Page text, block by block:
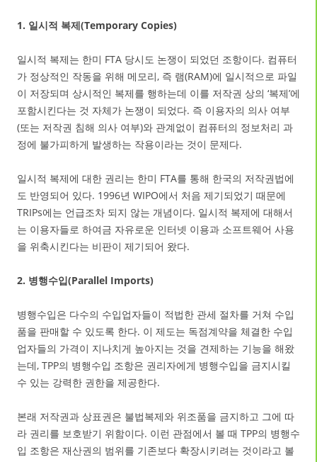
1. 일시적 복제(Temporary Copies)
일시적 복제는 한미 FTA 당시도 논쟁이 되었던 조항이다. 컴퓨터
가 정상적인 작동을 위해 메모리, 즉 램(RAM)에 일시적으로 파일
이 저장되며 상시적인 복제를 행하는데 이를 저작권 상의 ‘복제’에
포함시킨다는 것 자체가 논쟁이 되었다. 즉 이용자의 의사 여부
(또는 저작권 침해 의사 여부)와 관계없이 컴퓨터의 정보처리 과
정에 불가피하게 발생하는 작용이라는 것이 문제다.
일시적 복제에 대한 권리는 한미 FTA를 통해 한국의 저작권법에
도 반영되어 있다. 1996년 WIPO에서 처음 제기되었기 때문에
TRIPs에는 언급조차 되지 않는 개념이다. 일시적 복제에 대해서
는 이용자들로 하여금 자유로운 인터넷 이용과 소프트웨어 사용
을 위축시킨다는 비판이 제기되어 왔다.
2. 병행수입(Parallel Imports)
병행수입은 다수의 수입업자들이 적법한 관세 절차를 거쳐 수입
품을 판매할 수 있도록 한다. 이 제도는 독점계약을 체결한 수입
업자들의 가격이 지나치게 높아지는 것을 견제하는 기능을 해왔
는데, TPP의 병행수입 조항은 권리자에게 병행수입을 금지시킬
수 있는 강력한 권한을 제공한다.
본래 저작권과 상표권은 불법복제와 위조품을 금지하고 그에 따
라 권리를 보호받기 위함이다. 이런 관점에서 볼 때 TPP의 병행수
입 조항은 재산권의 범위를 기존보다 확장시키려는 것이라고 볼